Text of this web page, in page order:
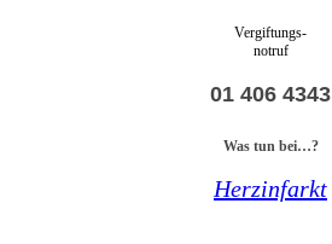
Vergiftungs-
notruf
01 406 4343
Was tun bei…?
Herzinfarkt